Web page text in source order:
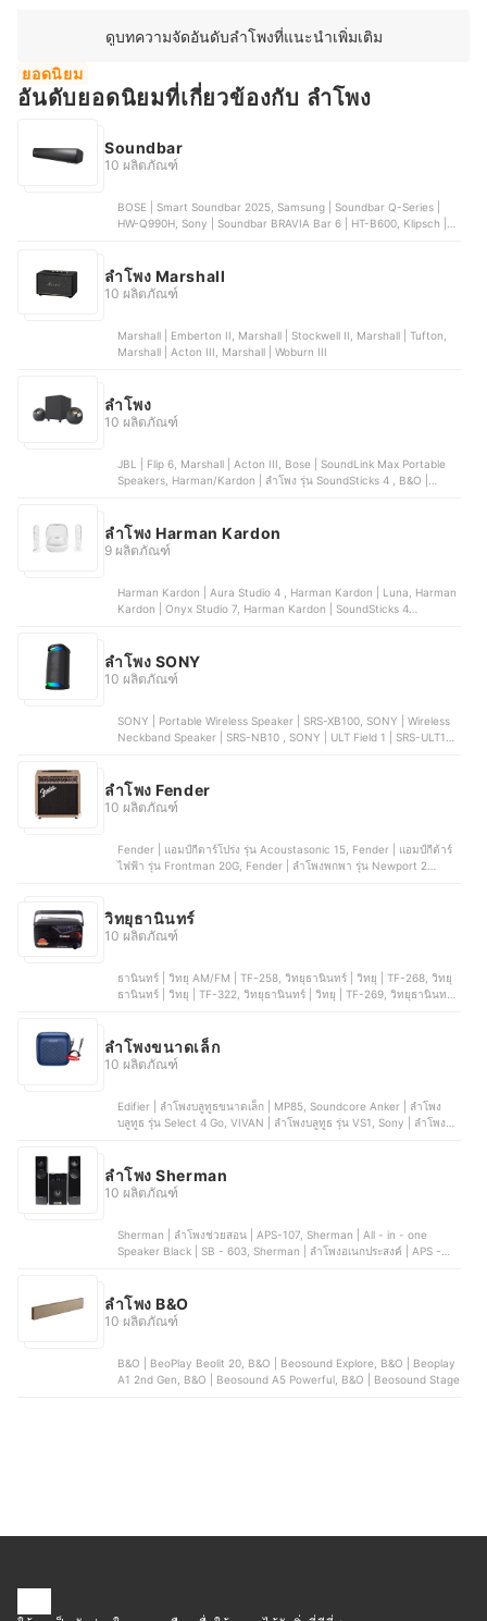
ดูบทความจัดอันดับลำโพงที่แนะนำเพิ่มเติม
ยอดนิยม
อันดับยอดนิยมที่เกี่ยวข้องกับ ลำโพง
Soundbar
10 ผลิตภัณฑ์
BOSE | Smart Soundbar 2025, Samsung | Soundbar Q-Series |
HW-Q990H, Sony | Soundbar BRAVIA Bar 6 | HT-B600, Klipsch |
ลำโพง Marshall
10 ผลิตภัณฑ์
Marshall | Emberton II, Marshall | Stockwell II, Marshall | Tufton,
Marshall | Acton III, Marshall | Woburn III
ลำโพง
10 ผลิตภัณฑ์
JBL | Flip 6, Marshall | Acton III, Bose | SoundLink Max Portable
Speakers, Harman/Kardon | ลำโพง รุ่น SoundSticks 4 , B&O |
ลําโพง Harman Kardon
9 ผลิตภัณฑ์
Harman Kardon | Aura Studio 4 , Harman Kardon | Luna, Harman
Kardon | Onyx Studio 7, Harman Kardon | SoundSticks 4
ลำโพง SONY
10 ผลิตภัณฑ์
SONY | Portable Wireless Speaker | SRS-XB100, SONY | Wireless
Neckband Speaker | SRS-NB10 , SONY | ULT Field 1 | SRS-ULT10,
ลําโพง Fender
10 ผลิตภัณฑ์
Fender | แอมป์กีตาร์โปร่ง รุ่น Acoustasonic 15, Fender | แอมป์กีต้าร์
ไฟฟ้า รุ่น Frontman 20G, Fender | ลำโพงพกพา รุ่น Newport 2
วิทยุธานินทร์
10 ผลิตภัณฑ์
ธานินทร์ | วิทยุ AM/FM | TF-258, วิทยุธานินทร์ | วิทยุ | TF-268, วิทยุ
ธานินทร์ | วิทยุ | TF-322, วิทยุธานินทร์ | วิทยุ | TF-269, วิทยุธานินทร์ |
ลำโพงขนาดเล็ก
10 ผลิตภัณฑ์
Edifier | ลำโพงบลูทูธขนาดเล็ก | MP85, Soundcore Anker | ลําโพง
บลูทูธ รุ่น Select 4 Go, VIVAN | ลําโพงบลูทูธ รุ่น VS1, Sony | ลำโพงไร้
ลําโพง Sherman
10 ผลิตภัณฑ์
Sherman | ลำโพงช่วยสอน | APS-107, Sherman | All - in - one
Speaker Black | SB - 603, Sherman | ลำโพงอเนกประสงค์ | APS -
ลําโพง B&O
10 ผลิตภัณฑ์
B&O | BeoPlay Beolit 20, B&O | Beosound Explore, B&O | Beoplay
A1 2nd Gen, B&O | Beosound A5 Powerful, B&O | Beosound Stage